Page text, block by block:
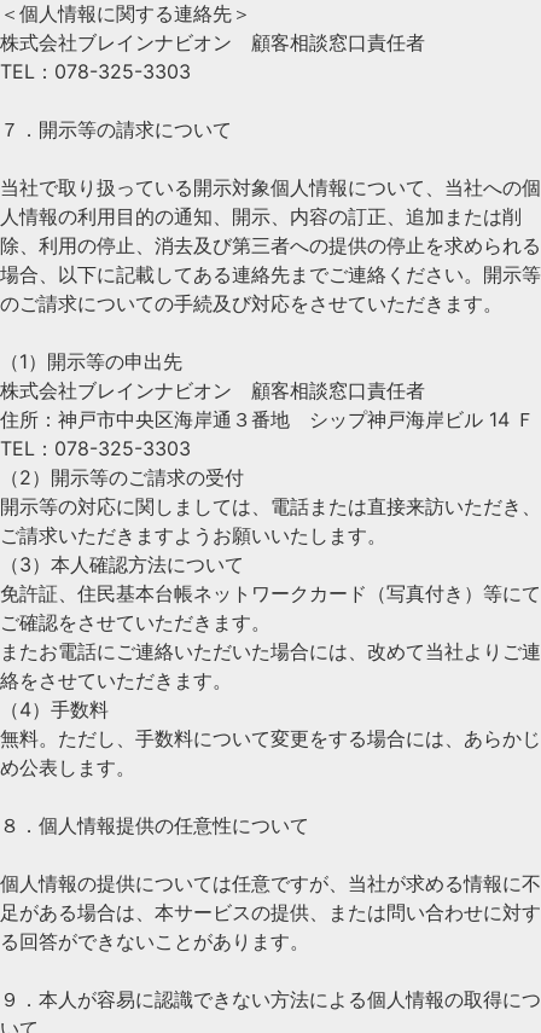
＜個人情報に関する連絡先＞
株式会社ブレインナビオン 顧客相談窓口責任者
TEL：078-325-3303
７．開示等の請求について
当社で取り扱っている開示対象個人情報について、当社への個
人情報の利用目的の通知、開示、内容の訂正、追加または削
除、利用の停止、消去及び第三者への提供の停止を求められる
場合、以下に記載してある連絡先までご連絡ください。開示等
のご請求についての手続及び対応をさせていただきます。
（1）開示等の申出先
株式会社ブレインナビオン 顧客相談窓口責任者
住所：神戸市中央区海岸通３番地 シップ神戸海岸ビル 14 Ｆ
TEL：078-325-3303
（2）開示等のご請求の受付
開示等の対応に関しましては、電話または直接来訪いただき、
ご請求いただきますようお願いいたします。
（3）本人確認方法について
免許証、住民基本台帳ネットワークカード（写真付き）等にて
ご確認をさせていただきます。
またお電話にご連絡いただいた場合には、改めて当社よりご連
絡をさせていただきます。
（4）手数料
無料。ただし、手数料について変更をする場合には、あらかじ
め公表します。
８．個人情報提供の任意性について
個人情報の提供については任意ですが、当社が求める情報に不
足がある場合は、本サービスの提供、または問い合わせに対す
る回答ができないことがあります。
９．本人が容易に認識できない方法による個人情報の取得につ